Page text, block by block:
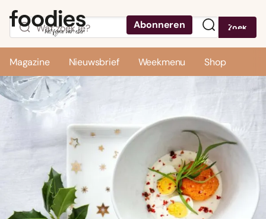
Abonneren Zoek
Magazine Nieuwsbrief Weekmenu Shop